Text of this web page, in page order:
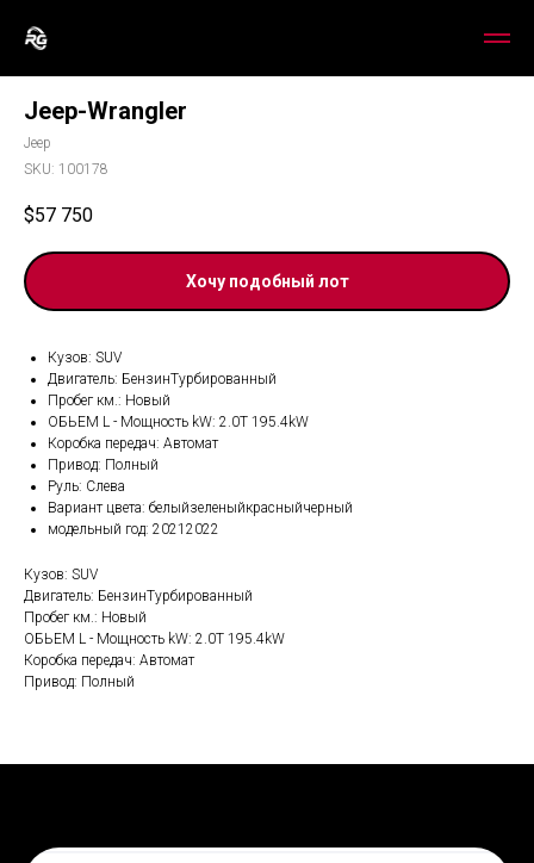
Jeep-Wrangler
Jeep
SKU: 100178
$57 750
Хочу подобный лот
Кузов: SUV
Двигатель: БензинТурбированный
Пробег км.: Новый
ОБЬЕМ L - Мощность kW: 2.0T 195.4kW
Коробка передач: Автомат
Привод: Полный
Руль: Слева
Вариант цвета: белыйзеленыйкрасныйчерный
модельный год: 20212022
Кузов: SUV
Двигатель: БензинТурбированный
Пробег км.: Новый
ОБЬЕМ L - Мощность kW: 2.0T 195.4kW
Коробка передач: Автомат
Привод: Полный